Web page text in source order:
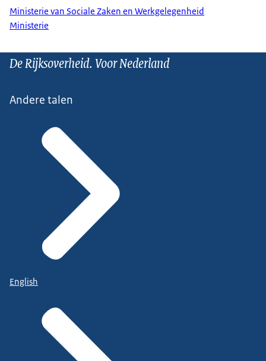
Ministerie van Sociale Zaken en Werkgelegenheid
Ministerie
De Rijksoverheid. Voor Nederland
Andere talen
English